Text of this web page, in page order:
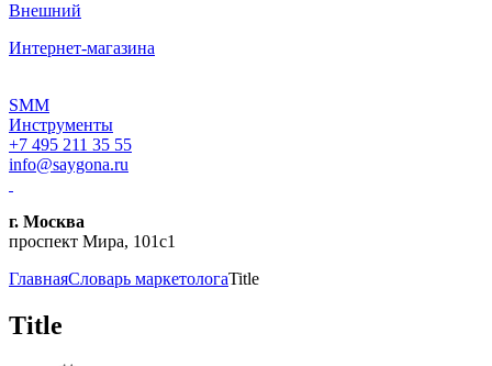
Внешний
Интернет-магазина
SMM
Инструменты
+7 495 211 35 55
info@saygona.ru
г. Москва
проспект Мира, 101с1
ГлавнаяСловарь маркетологаTitle
Title